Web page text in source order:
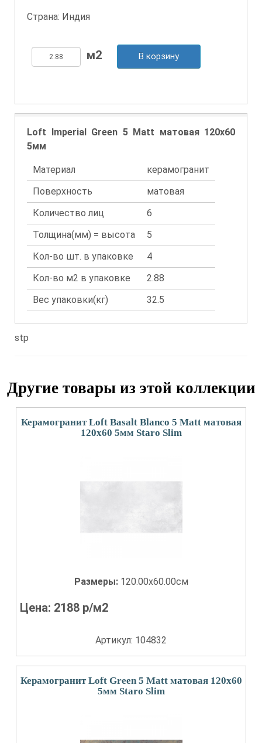
Страна: Индия
В корзину
Loft Imperial Green 5 Matt матовая 120x60
5мм
Материал
керамогранит
Поверхность
матовая
Количество лиц
6
Толщина(мм) = высота
5
Кол-во шт. в упаковке
4
Кол-во м2 в упаковке
2.88
Вес упаковки(кг)
32.5
stp
Другие товары из этой коллекции
Керамогранит Loft Basalt Blanco 5 Matt матовая
120x60 5мм Staro Slim
Размеры: 120.00x60.00см
Цена: 2188 р/м2
Артикул: 104832
Керамогранит Loft Green 5 Matt матовая 120x60
5мм Staro Slim